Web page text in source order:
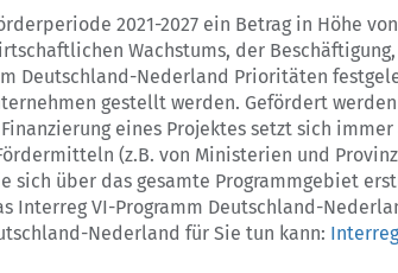
2021-2027 ein Betrag in Höhe
Wachstums, der
Deutschland-Nederland Prioritäten
gestellt werden. Gefördert
eines Projektes setzt sich
(z.B. von Ministerien und
sich über das gesamte Programmgebiet
Interreg VI-Programm Deutschland-
Nederland für Sie tun kann: